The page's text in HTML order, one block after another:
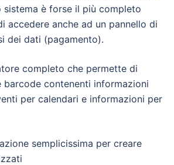
sistema è forse il più completo
accedere anche ad un pannello di
dei dati (pagamento).
completo che permette di
barcode contenenti informazioni
per calendari e informazioni per
semplicissima per creare